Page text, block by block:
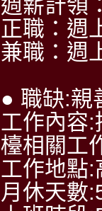
週薪計領
正職：週
兼職：週
● 職缺:親
工作內容:
檯相關工
工作地點:
月休天數